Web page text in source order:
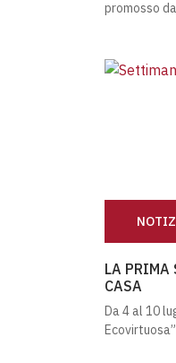
promosso
LA PRIMA
CASA
Da 4 al 10